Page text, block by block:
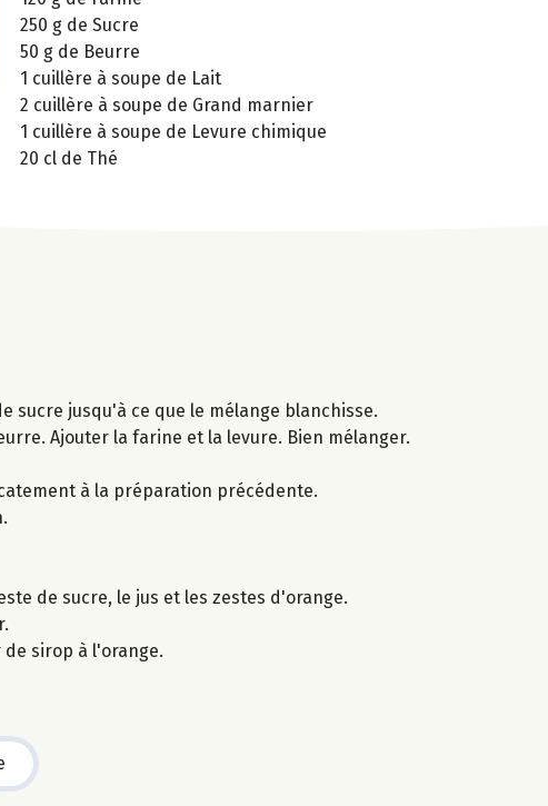
250 g de Sucre
50 g de Beurre
1 cuillère à soupe de Lait
2 cuillère à soupe de Grand marnier
1 cuillère à soupe de Levure chimique
20 cl de Thé
sucre jusqu'à ce que le mélange blanchisse.
Ajouter la farine et la levure. Bien mélanger.
à la préparation précédente.
de sucre, le jus et les zestes d'orange.
sirop à l'orange.